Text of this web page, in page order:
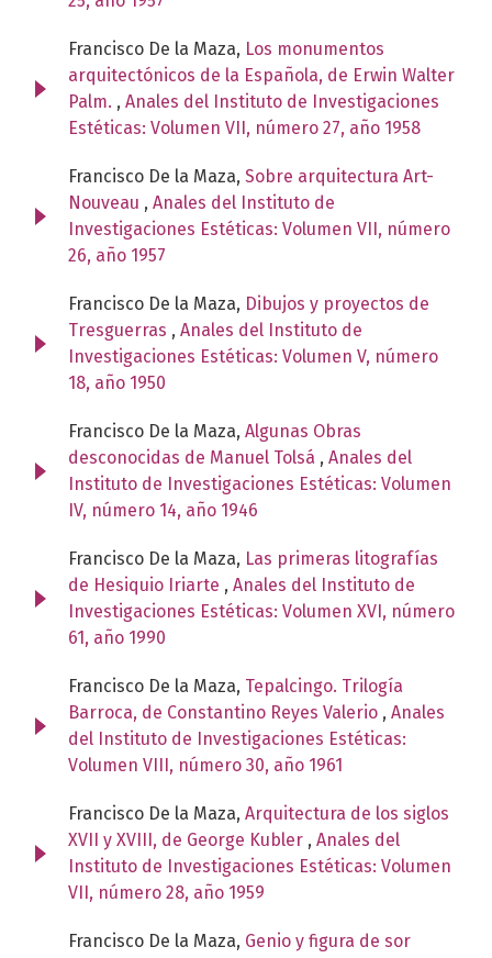
Francisco De la Maza, Los monumentos
arquitectónicos de la Española, de Erwin Walter
Palm. , Anales del Instituto de Investigaciones
Estéticas: Volumen VII, número 27, año 1958
Francisco De la Maza, Sobre arquitectura Art-
Nouveau , Anales del Instituto de
Investigaciones Estéticas: Volumen VII, número
26, año 1957
Francisco De la Maza, Dibujos y proyectos de
Tresguerras , Anales del Instituto de
Investigaciones Estéticas: Volumen V, número
18, año 1950
Francisco De la Maza, Algunas Obras
desconocidas de Manuel Tolsá , Anales del
Instituto de Investigaciones Estéticas: Volumen
IV, número 14, año 1946
Francisco De la Maza, Las primeras litografías
de Hesiquio Iriarte , Anales del Instituto de
Investigaciones Estéticas: Volumen XVI, número
61, año 1990
Francisco De la Maza, Tepalcingo. Trilogía
Barroca, de Constantino Reyes Valerio , Anales
del Instituto de Investigaciones Estéticas:
Volumen VIII, número 30, año 1961
Francisco De la Maza, Arquitectura de los siglos
XVII y XVIII, de George Kubler , Anales del
Instituto de Investigaciones Estéticas: Volumen
VII, número 28, año 1959
Francisco De la Maza, Genio y figura de sor